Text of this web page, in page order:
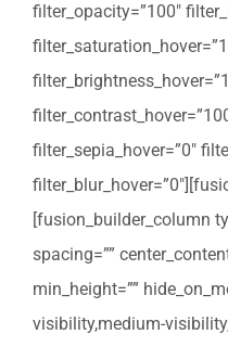
filter_opacity=”100″
filter_sepia_hover=”0″
[fusion_builder_column
spacing=””
min_height=””
visibility,medium-